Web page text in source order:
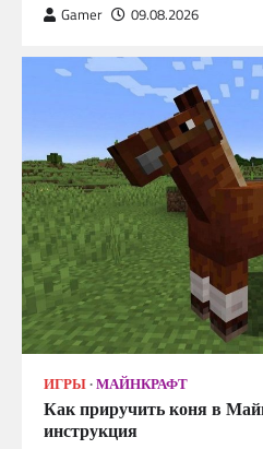
Gamer 09.08.2026
ИГРЫ МАЙНКРАФТ
Как приручить коня в
инструкция